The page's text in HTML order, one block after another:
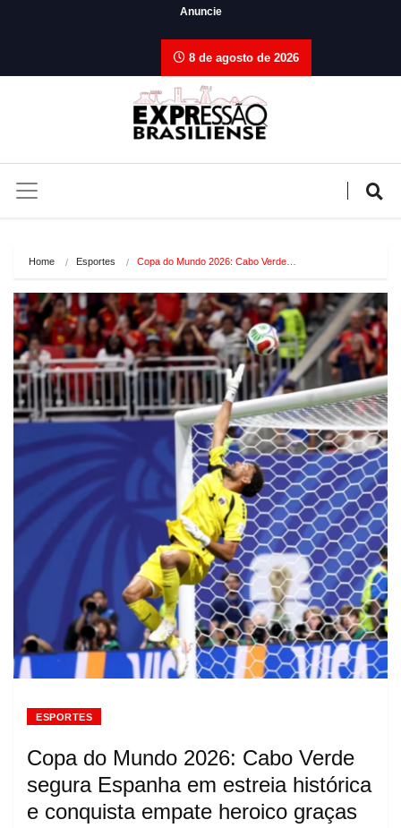
Anuncie
8 de agosto de 2026
Home Esportes Copa do Mundo 2026: Cabo Verde…
ESPORTES
Copa do Mundo 2026: Cabo Verde
segura Espanha em estreia histórica
e conquista empate heroico graças